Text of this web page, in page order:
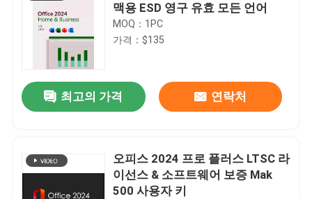
맥용 ESD 영구 유효 모든 언어
MOQ：1PC
가격：$135
최고의 가격 연락처
오피스 2024 프로 플러스 LTSC 라
이선스 & 소프트웨어 보증 Mak
500 사용자 키